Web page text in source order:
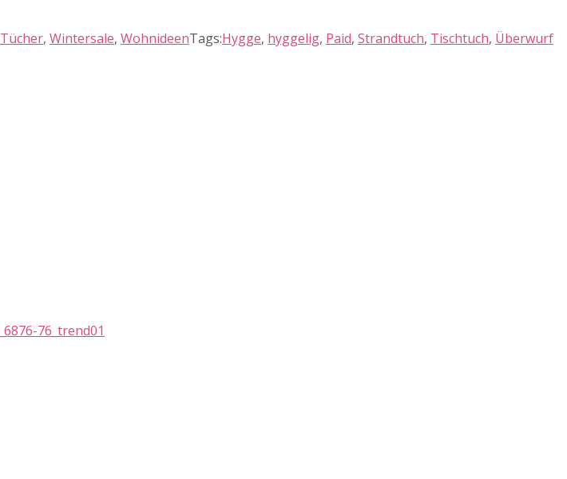
Tücher, Wintersale, WohnideenTags:Hygge, hyggelig, Paid, Strandtuch, Tischtuch, Überwurf